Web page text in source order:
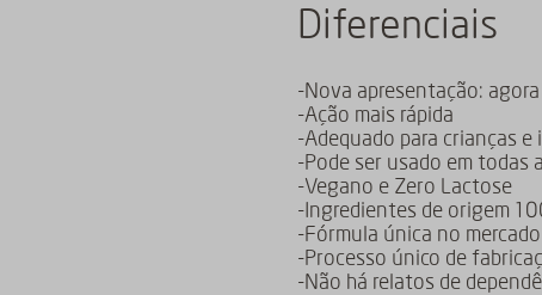
Diferenciais
-Nova apresentação:
-Ação mais rápida
-Adequado para crianças e
-Pode ser usado em todas
-Vegano e Zero Lactose
-Ingredientes de origem
-Fórmula única no mercado
-Processo único de
-Não há relatos de